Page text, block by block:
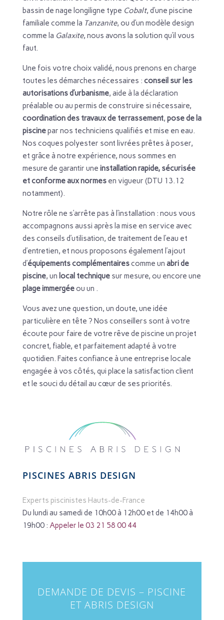
bassin de nage longiligne type Cobalt, d’une piscine
familiale comme la Tanzanite, ou d’un modèle design
comme la Galaxite, nous avons la solution qu’il vous
faut.
Une fois votre choix validé, nous prenons en charge
toutes les démarches nécessaires : conseil sur les
autorisations d’urbanisme, aide à la déclaration
préalable ou au permis de construire si nécessaire,
coordination des travaux de terrassement, pose de la
piscinepar nos techniciens qualifiés et mise en eau.
Nos coques polyester sont livrées prêtes à poser,
et grâce à notre expérience, nous sommes en
mesure de garantir une installation rapide, sécurisée
et conforme aux normesen vigueur (DTU 13.12
notamment).
Notre rôle ne s’arrête pas à l’installation : nous vous
accompagnons aussi après la mise en service avec
des conseils d’utilisation, de traitement de l’eau et
d’entretien, et nous proposons également l’ajout
d’équipements complémentairescomme un abri de
piscine, un local techniquesur mesure, ou encore une
plage immergéeou un .
Vous avez une question, un doute, une idée
particulière en tête ? Nos conseillers sont à votre
écoute pour faire de votre rêve de piscine un projet
concret, fiable, et parfaitement adapté à votre
quotidien. Faites confiance à une entreprise locale
engagée à vos côtés, qui place la satisfaction client
et le souci du détail au cœur de ses priorités.
PISCINES ABRIS DESIGN
Experts piscinistes Hauts-de-France
Du lundi au samedi de 10h00 à 12h00 et de 14h00 à
19h00 : Appeler le 03 21 58 00 44
DEMANDE DE DEVIS – PISCINE
ET ABRIS DESIGN